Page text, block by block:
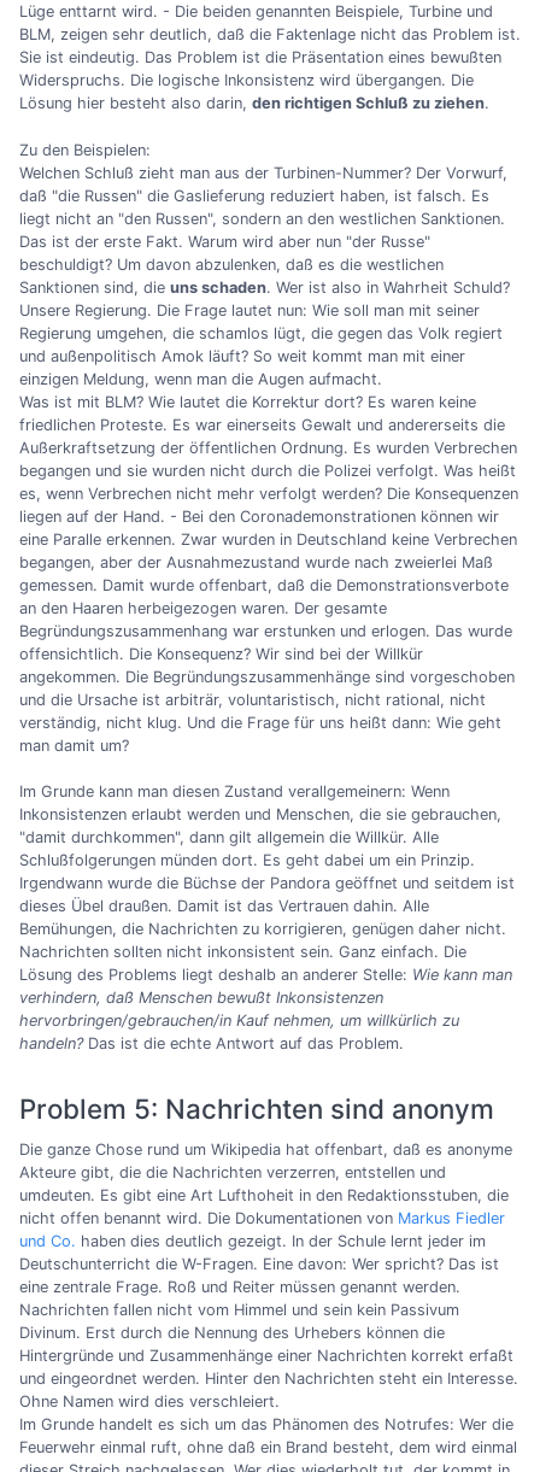
Lüge enttarnt wird. - Die beiden genannten Beispiele, Turbine und
BLM, zeigen sehr deutlich, daß die Faktenlage nicht das Problem ist.
Sie ist eindeutig. Das Problem ist die Präsentation eines bewußten
Widerspruchs. Die logische Inkonsistenz wird übergangen. Die
Lösung hier besteht also darin, den richtigen Schluß zu ziehen.
Zu den Beispielen:
Welchen Schluß zieht man aus der Turbinen-Nummer? Der Vorwurf,
daß "die Russen" die Gaslieferung reduziert haben, ist falsch. Es
liegt nicht an "den Russen", sondern an den westlichen Sanktionen.
Das ist der erste Fakt. Warum wird aber nun "der Russe"
beschuldigt? Um davon abzulenken, daß es die westlichen
Sanktionen sind, die uns schaden. Wer ist also in Wahrheit Schuld?
Unsere Regierung. Die Frage lautet nun: Wie soll man mit seiner
Regierung umgehen, die schamlos lügt, die gegen das Volk regiert
und außenpolitisch Amok läuft? So weit kommt man mit einer
einzigen Meldung, wenn man die Augen aufmacht.
Was ist mit BLM? Wie lautet die Korrektur dort? Es waren keine
friedlichen Proteste. Es war einerseits Gewalt und andererseits die
Außerkraftsetzung der öffentlichen Ordnung. Es wurden Verbrechen
begangen und sie wurden nicht durch die Polizei verfolgt. Was heißt
es, wenn Verbrechen nicht mehr verfolgt werden? Die Konsequenzen
liegen auf der Hand. - Bei den Coronademonstrationen können wir
eine Paralle erkennen. Zwar wurden in Deutschland keine Verbrechen
begangen, aber der Ausnahmezustand wurde nach zweierlei Maß
gemessen. Damit wurde offenbart, daß die Demonstrationsverbote
an den Haaren herbeigezogen waren. Der gesamte
Begründungszusammenhang war erstunken und erlogen. Das wurde
offensichtlich. Die Konsequenz? Wir sind bei der Willkür
angekommen. Die Begründungszusammenhänge sind vorgeschoben
und die Ursache ist arbiträr, voluntaristisch, nicht rational, nicht
verständig, nicht klug. Und die Frage für uns heißt dann: Wie geht
man damit um?
Im Grunde kann man diesen Zustand verallgemeinern: Wenn
Inkonsistenzen erlaubt werden und Menschen, die sie gebrauchen,
"damit durchkommen", dann gilt allgemein die Willkür. Alle
Schlußfolgerungen münden dort. Es geht dabei um ein Prinzip.
Irgendwann wurde die Büchse der Pandora geöffnet und seitdem ist
dieses Übel draußen. Damit ist das Vertrauen dahin. Alle
Bemühungen, die Nachrichten zu korrigieren, genügen daher nicht.
Nachrichten sollten nicht inkonsistent sein. Ganz einfach. Die
Lösung des Problems liegt deshalb an anderer Stelle: Wie kann man
verhindern, daß Menschen bewußt Inkonsistenzen
hervorbringen/gebrauchen/in Kauf nehmen, um willkürlich zu
handeln?Das ist die echte Antwort auf das Problem.
Problem 5: Nachrichten sind anonym
Die ganze Chose rund um Wikipedia hat offenbart, daß es anonyme
Akteure gibt, die die Nachrichten verzerren, entstellen und
umdeuten. Es gibt eine Art Lufthoheit in den Redaktionsstuben, die
nicht offen benannt wird. Die Dokumentationen von Markus Fiedler
und Co. haben dies deutlich gezeigt. In der Schule lernt jeder im
Deutschunterricht die W-Fragen. Eine davon: Wer spricht? Das ist
eine zentrale Frage. Roß und Reiter müssen genannt werden.
Nachrichten fallen nicht vom Himmel und sein kein Passivum
Divinum. Erst durch die Nennung des Urhebers können die
Hintergründe und Zusammenhänge einer Nachrichten korrekt erfaßt
und eingeordnet werden. Hinter den Nachrichten steht ein Interesse.
Ohne Namen wird dies verschleiert.
Im Grunde handelt es sich um das Phänomen des Notrufes: Wer die
Feuerwehr einmal ruft, ohne daß ein Brand besteht, dem wird einmal